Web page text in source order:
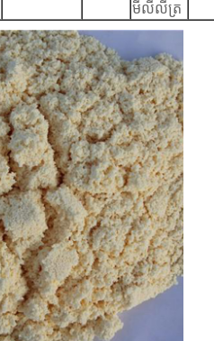
មីលីលីត្រ